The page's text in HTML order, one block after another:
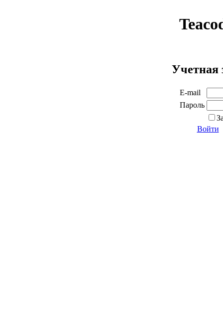
Учетная
E-mail
Пароль
Войти